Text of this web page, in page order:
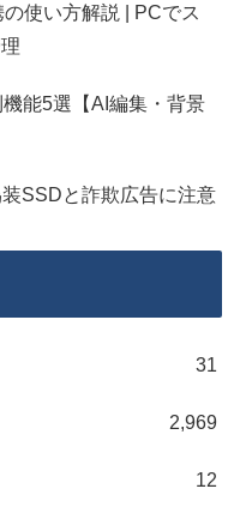
使い方解説 | PCでス
能5選【AI編集・背景
SSDと詐欺広告に注意
31
2,969
12